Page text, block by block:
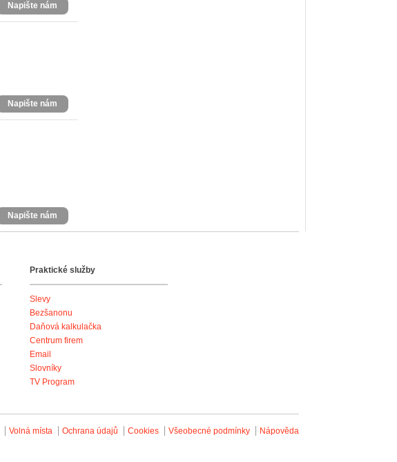
Napište nám
Napište nám
Napište nám
Praktické služby
Slevy
Bezšanonu
Daňová kalkulačka
Centrum firem
Email
Slovníky
TV Program
Volná místa Ochrana údajů Cookies Všeobecné podmínky Nápověda